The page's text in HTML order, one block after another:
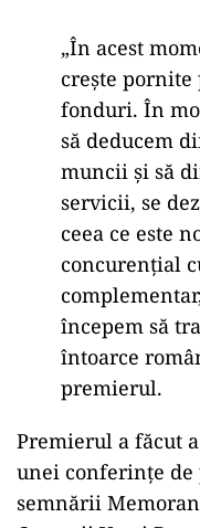
„În acest
crește pornite
fonduri. În
să deducem
muncii și să
servicii, se
ceea ce este
concurențial
începem să
întoarce
premierul.
Premierul a făcut
unei conferințe de
semnării